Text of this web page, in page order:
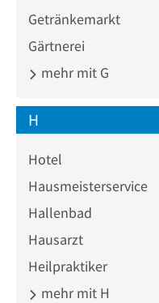
Getränkemarkt
Gärtnerei
mehr mit G
H
Hotel
Hausmeisterservice
Hallenbad
Hausarzt
Heilpraktiker
mehr mit H